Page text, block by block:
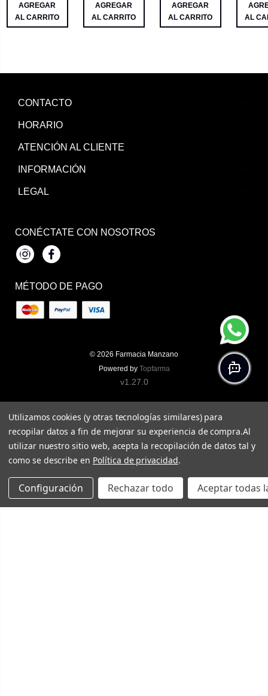
AGREGAR
AL CARRITO
AGREGAR
AL CARRITO
AGREGAR
AL CARRITO
AL
CONTACTO
HORARIO
ATENCIÓN AL CLIENTE
INFORMACIÓN
LEGAL
CONÉCTATE CON NOSOTROS
InstagramFacebook
MÉTODO DE PAGO
© 2026 Farmacia Manzano
Powered by Topfarma
v1.27.0
Utilizamos cookies (y otras tecnologías similares) para
recopilar datos a fin de mejorar su experiencia de compra.Al
utilizar nuestro sitio web, acepta la recopilación de datos tal y
como se describe en Política de privacidad.
Configuración Rechazar todo Aceptar todas